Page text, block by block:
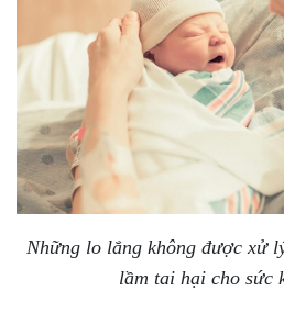
Những lo lắng không được xử
lầm tai hại cho sức